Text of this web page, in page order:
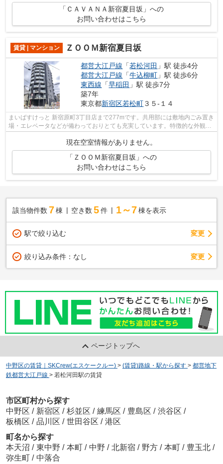
「ＣＡＶＡＮＡ新宿夏目坂」への
お問い合わせはこちら
賃貸 | マンション ＺＯＯＭ新宿夏目坂
都営大江戸線 「若松河田 」駅 徒歩4分
都営大江戸線 「牛込柳町 」駅 徒歩6分
東西線 「早稲田 」駅 徒歩7分
築7年
東京都新宿区若松町３５-１４
まいばすけっと 新宿原町3丁目店まで277mです。共用部には敷地内ごみ置き
場・エレベータなどが備わっておりとても充実しています。特徴的な外観と
現在空室情報がありません。
「ＺＯＯＭ新宿夏目坂」への
お問い合わせはこちら
該当物件数 7棟 空き数 5 件 1～7 棟を表示
駅で絞り込む 変更
絞り込み条件： なし 変更
ページトップへ
中野区の賃貸｜SKCrew(エスケークルー) > (賃貸)路線・駅から探す > 都営地下
鉄都営大江戸線 > 若松河田駅の賃貸
市区町村から探す
中野区 / 新宿区 / 杉並区 / 練馬区 / 豊島区 / 渋谷区 /
板橋区 / 品川区 / 世田谷区 / 港区
町名から探す
本天沼 / 東中野 / 本町 / 中野 / 北新宿 / 野方 / 本町 / 豊玉北 /
弥生町 / 中落合